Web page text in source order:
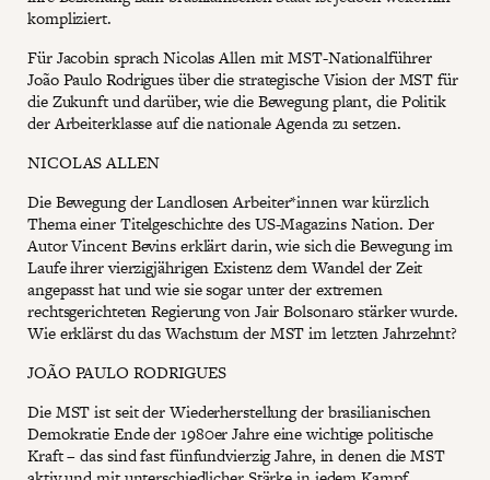
kompliziert.
Für Jacobin sprach Nicolas Allen mit MST-Nationalführer
João Paulo Rodrigues über die strategische Vision der MST für
die Zukunft und darüber, wie die Bewegung plant, die Politik
der Arbeiterklasse auf die nationale Agenda zu setzen.
NICOLAS ALLEN
Die Bewegung der Landlosen Arbeiter*innen war kürzlich
Thema einer Titelgeschichte des US-Magazins Nation. Der
Autor Vincent Bevins erklärt darin, wie sich die Bewegung im
Laufe ihrer vierzigjährigen Existenz dem Wandel der Zeit
angepasst hat und wie sie sogar unter der extremen
rechtsgerichteten Regierung von Jair Bolsonaro stärker wurde.
Wie erklärst du das Wachstum der MST im letzten Jahrzehnt?
JOÃO PAULO RODRIGUES
Die MST ist seit der Wiederherstellung der brasilianischen
Demokratie Ende der 1980er Jahre eine wichtige politische
Kraft – das sind fast fünfundvierzig Jahre, in denen die MST